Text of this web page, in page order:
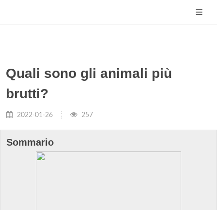
Quali sono gli animali più
brutti?
2022-01-26 257
Sommario